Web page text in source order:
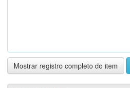
Mostrar registro completo do item